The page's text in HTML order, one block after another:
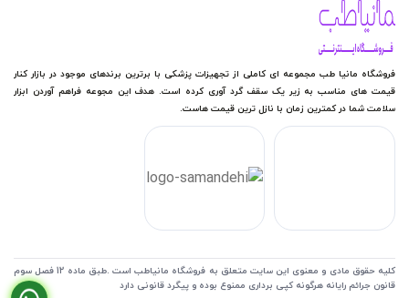
فروشگاه مانیا طب مجموعه ای کاملی از تجهیزات پزشکی با برترین برندهای موجود در بازار کنار
قیمت های مناسب به زیر یک سقف گرد آوری کرده است. هدف این مجوعه فراهم آوردن ابزار
سلامت شما در کمترین زمان با نازل ترین قیمت هاست.
کلیه حقوق مادی و معنوی این سایت متعلق به فروشگاه مانیاطب است .طبق ماده 12 فصل سوم
قانون جرائم رایانه هرگونه کپی برداری ممنوع بوده و پیگرد قانونی دارد